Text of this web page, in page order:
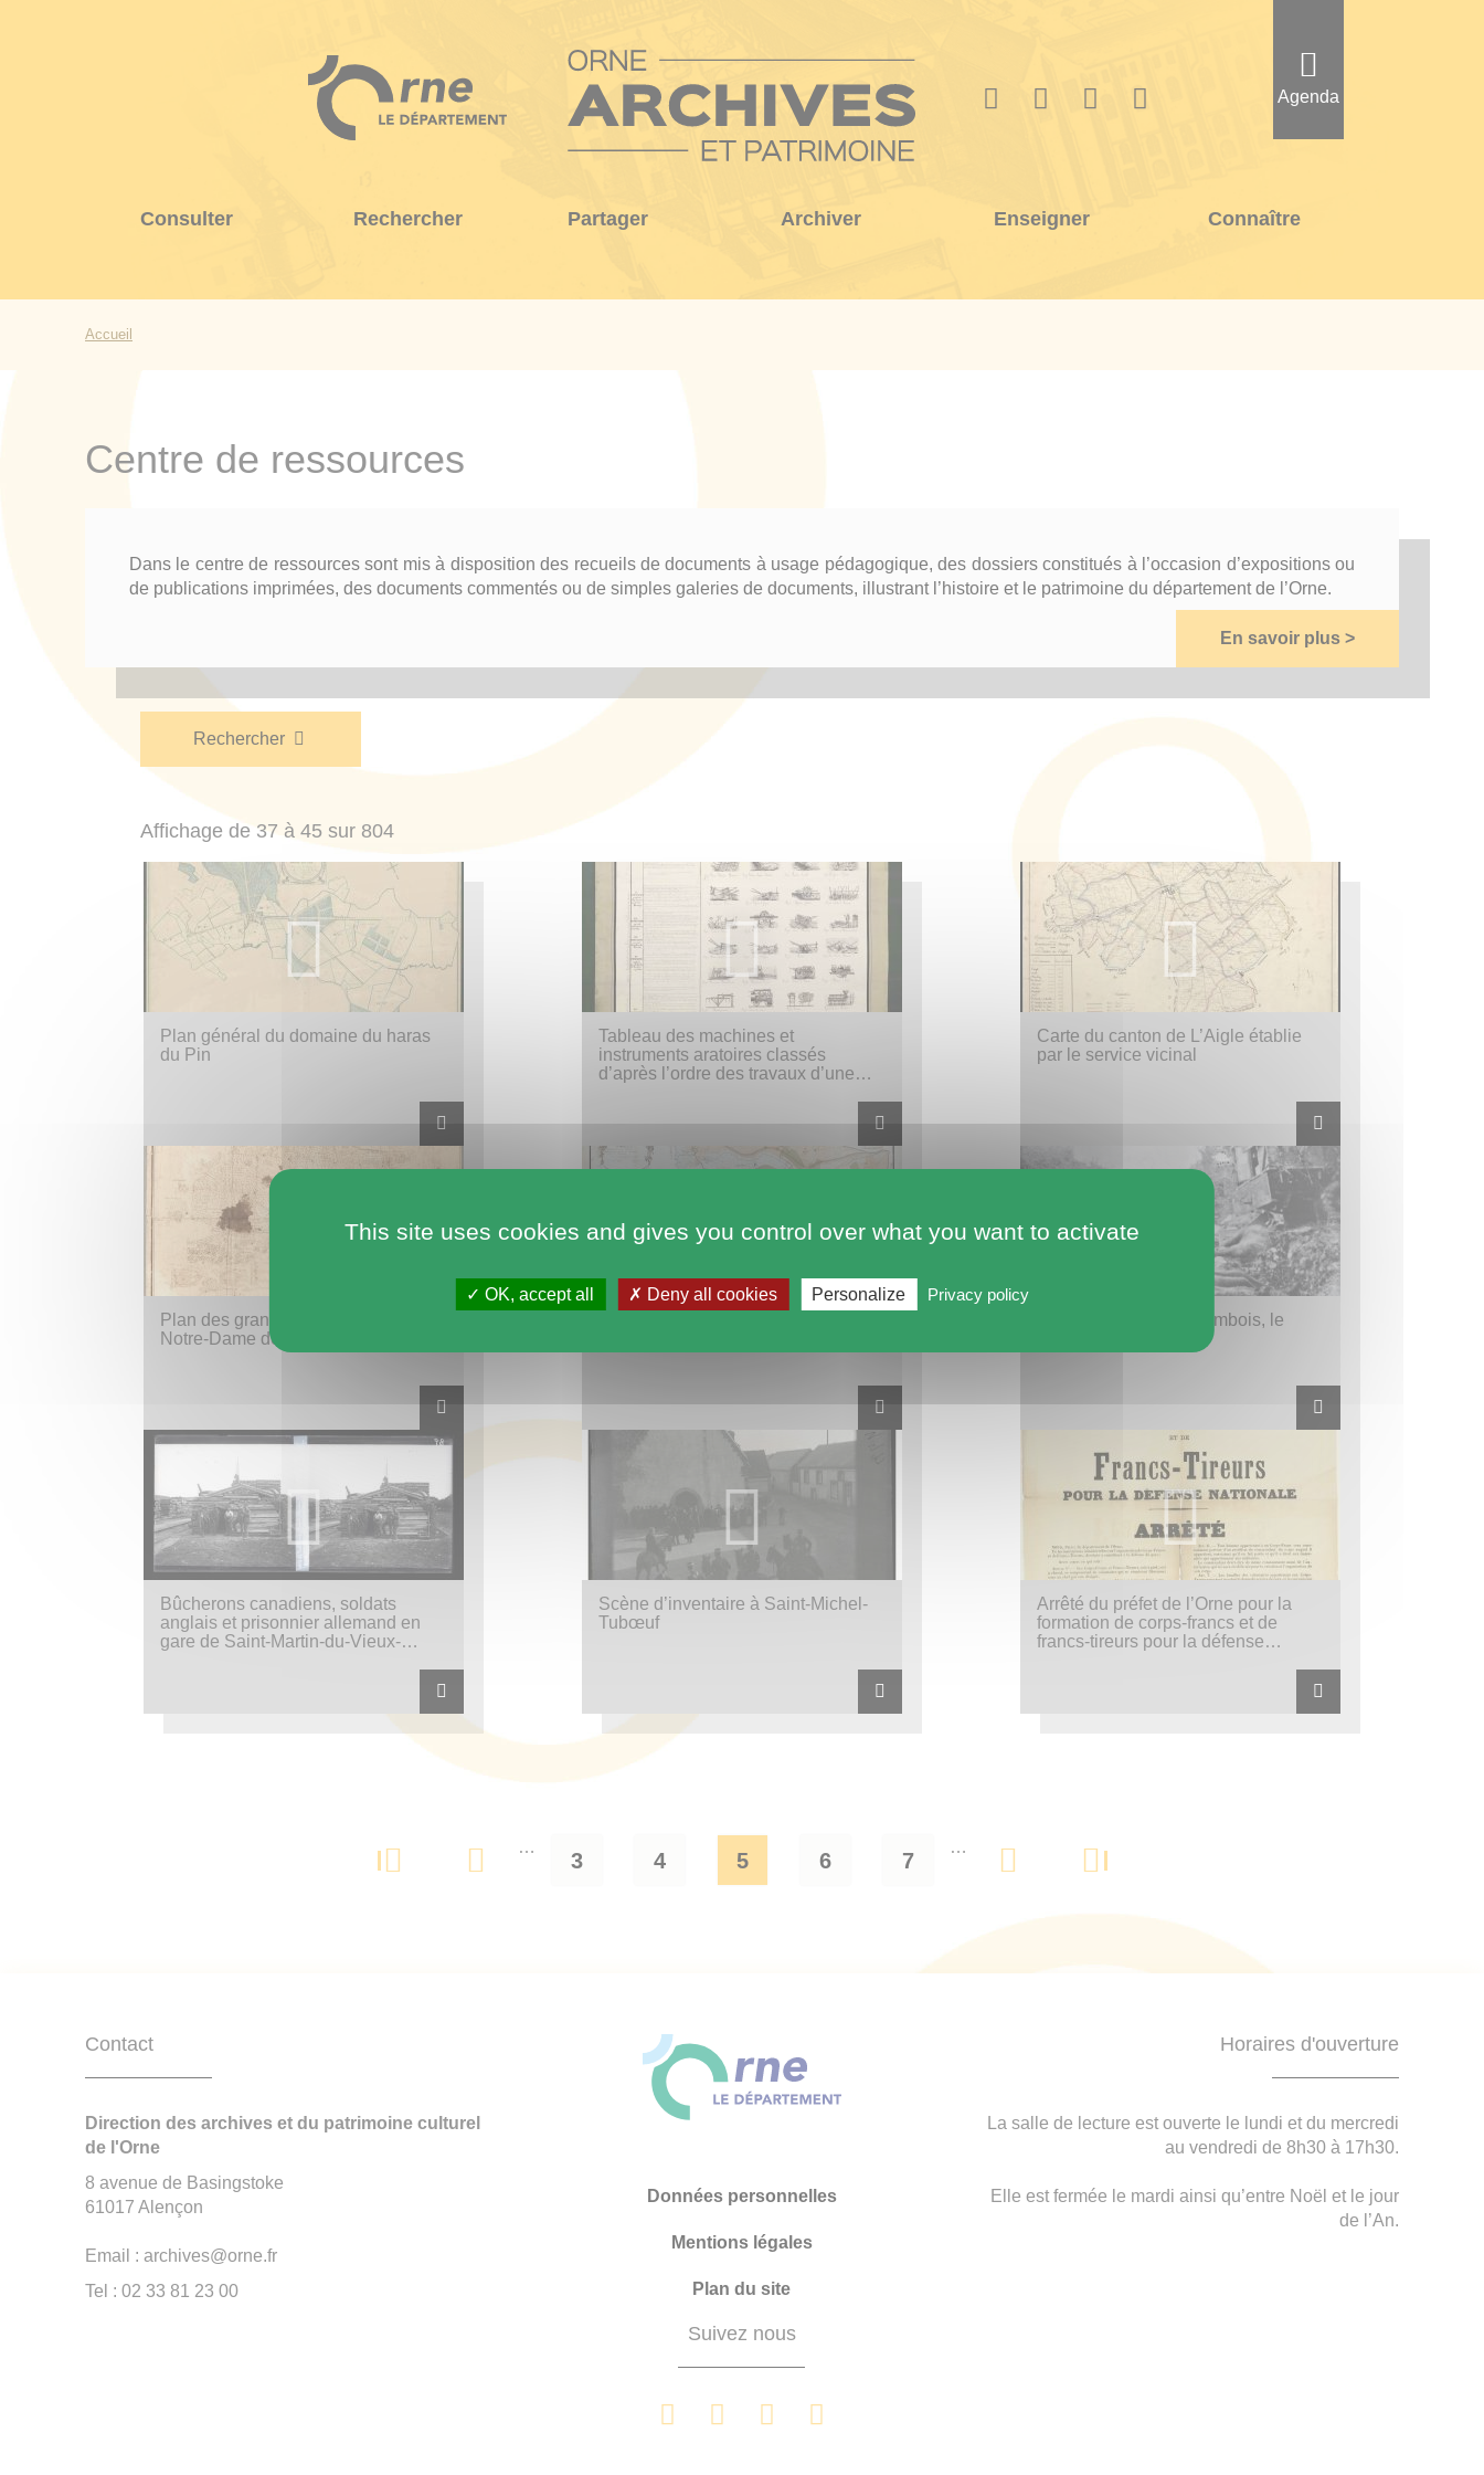
Agenda
Consulter Rechercher Partager Archiver Enseigner Connaître
Accueil
Centre de ressources
Dans le centre de ressources sont mis à disposition des recueils de documents à usage pédagogique, des dossiers constitués à l’occasion d’expositions ou
de publications imprimées, des documents commentés ou de simples galeries de documents, illustrant l’histoire et le patrimoine du département de l’Orne.
En savoir plus >
Rechercher
Affichage de 37 à 45 sur 804
Plan général du domaine du haras
du Pin
Tableau des machines et
instruments aratoires classés
d’après l’ordre des travaux d’une
Carte du canton de L’Aigle établie
par le service vicinal
Plan des grands bois de l’abbaye
Notre-Dame de la Trappe
Poche de Falaise-Chambois, le
Bûcherons canadiens, soldats
anglais et prisonnier allemand en
gare de Saint-Martin-du-Vieux-
Scène d’inventaire à Saint-Michel-
Tubœuf
Arrêté du préfet de l’Orne pour la
formation de corps-francs et de
francs-tireurs pour la défense
…
Page
3
Page
4
Page
5
Page
6
Page
7
…
Contact
Direction des archives et du patrimoine culturel
de l'Orne
8 avenue de Basingstoke
61017 Alençon
Email : archives@orne.fr
Tel : 02 33 81 23 00
Données personnelles
Mentions légales
Plan du site
Suivez nous
Horaires d'ouverture
La salle de lecture est ouverte le lundi et du mercredi
au vendredi de 8h30 à 17h30.
Elle est fermée le mardi ainsi qu’entre Noël et le jour
de l’An.
This site uses cookies and gives you control over what you want to activate
OK, accept all Deny all cookies Personalize Privacy policy